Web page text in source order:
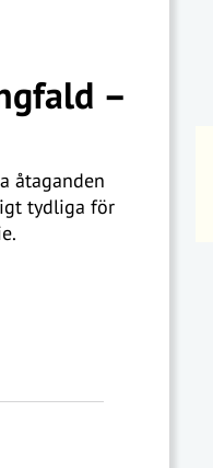
–
åtaganden
tydliga för